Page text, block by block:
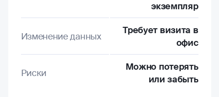
экземпляр
Изменение данных
Требует визита в
офис
Риски
Можно потерять
или забыть